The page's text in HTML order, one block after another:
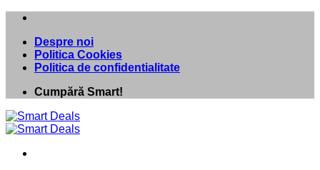
Skip
contentDespre noi
Politica Cookies
Politica de confidentialitate
Cumpără Smart!